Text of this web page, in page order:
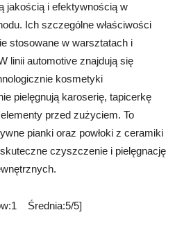
jakością i efektywnością w
Ich szczególne właściwości
stosowane w warsztatach i
linii automotive znajdują się
kosmetyki
pielęgnują karoserię, tapicerkę
przed zużyciem. To
pianki oraz powłoki z ceramiki
czyszczenie i pielęgnację
Średnia:5/5]